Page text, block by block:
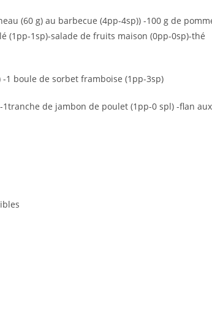
(60 g) au barbecue (4pp-4sp)) -100 g de
(1pp-1sp)-salade de fruits maison (0pp-0sp)-thé
-1 boule de sorbet framboise (1pp-3sp)
1tranche de jambon de poulet (1pp-0 spl) -flan aux